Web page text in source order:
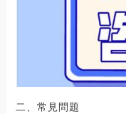
二、常見問題